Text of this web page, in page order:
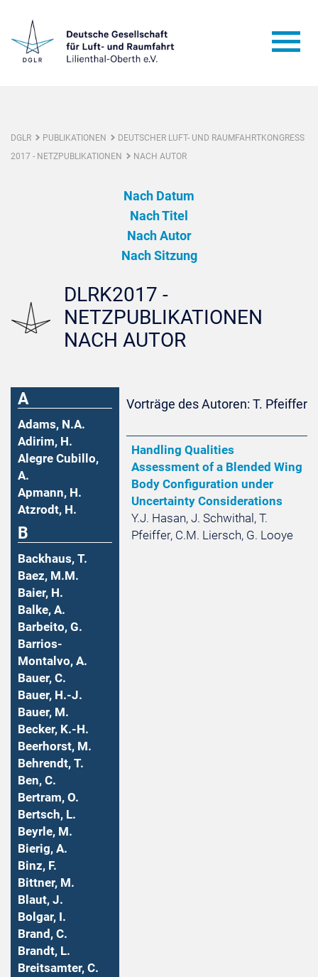
DGLR PUBLIKATIONEN
DEUTSCHER LUFT- UND RAUMFAHRTKONGRESS
2017 - NETZPUBLIKATIONEN
NACH AUTOR
Nach Datum
Nach Titel
Nach Autor
Nach Sitzung
DLRK2017 -
NETZPUBLIKATIONEN
NACH AUTOR
A
Adams, N.A.
Adirim, H.
Alegre Cubillo,
A.
Apmann, H.
Atzrodt, H.
B
Backhaus, T.
Baez, M.M.
Baier, H.
Balke, A.
Barbeito, G.
Barrios-
Montalvo, A.
Bauer, C.
Bauer, H.-J.
Bauer, M.
Becker, K.-H.
Beerhorst, M.
Behrendt, T.
Ben, C.
Bertram, O.
Bertsch, L.
Beyrle, M.
Bierig, A.
Binz, F.
Bittner, M.
Blaut, J.
Bolgar, I.
Brand, C.
Brandt, L.
Breitsamter, C.
Vorträge des Autoren: T. Pfeiffer
Handling Qualities
Assessment of a Blended Wing
Body Configuration under
Uncertainty Considerations
Y.J. Hasan, J. Schwithal, T.
Pfeiffer, C.M. Liersch, G. Looye